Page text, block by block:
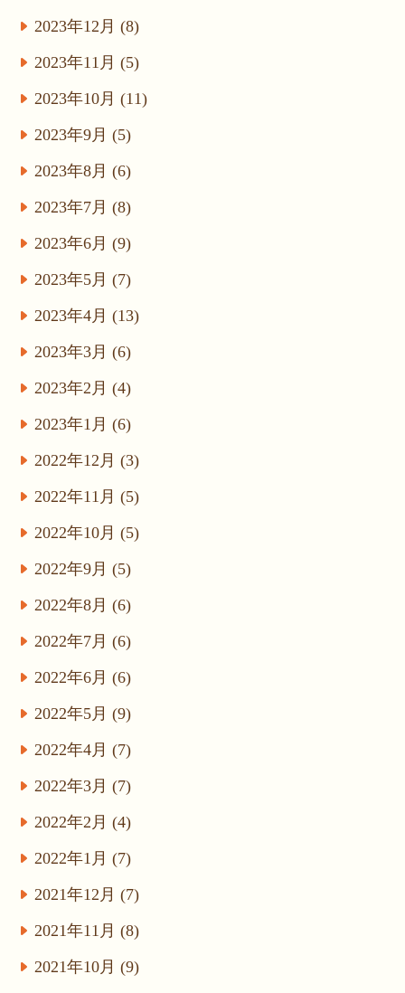
2023年12月 (8)
2023年11月 (5)
2023年10月 (11)
2023年9月 (5)
2023年8月 (6)
2023年7月 (8)
2023年6月 (9)
2023年5月 (7)
2023年4月 (13)
2023年3月 (6)
2023年2月 (4)
2023年1月 (6)
2022年12月 (3)
2022年11月 (5)
2022年10月 (5)
2022年9月 (5)
2022年8月 (6)
2022年7月 (6)
2022年6月 (6)
2022年5月 (9)
2022年4月 (7)
2022年3月 (7)
2022年2月 (4)
2022年1月 (7)
2021年12月 (7)
2021年11月 (8)
2021年10月 (9)